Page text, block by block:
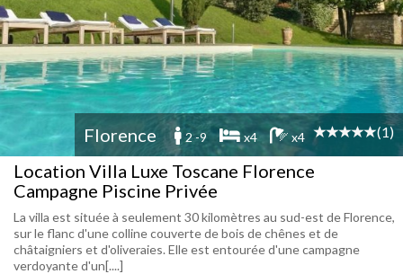
Florence 2 -9 x4 x4 (1)
Location Villa Luxe Toscane Florence
Campagne Piscine Privée
La villa est située à seulement 30 kilomètres au sud-est de Florence,
sur le flanc d'une colline couverte de bois de chênes et de
châtaigniers et d'oliveraies. Elle est entourée d'une campagne
verdoyante d'un[....]